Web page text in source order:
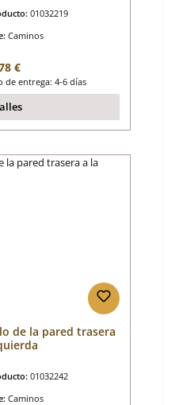
01032219
Caminos
normal:
€
de entrega: 4-6 días
de la pared trasera
01032242
Caminos